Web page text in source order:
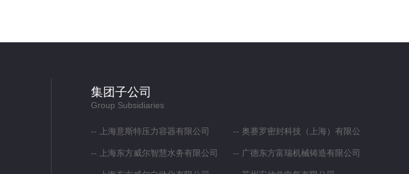
集团子公司
Group Subsidiaries
上海意斯特压力容器有限公司 奥赛罗密封科技（上海）有限公
司
上海东方威尔智慧水务有限公司 广德东方富瑞机械铸造有限公司